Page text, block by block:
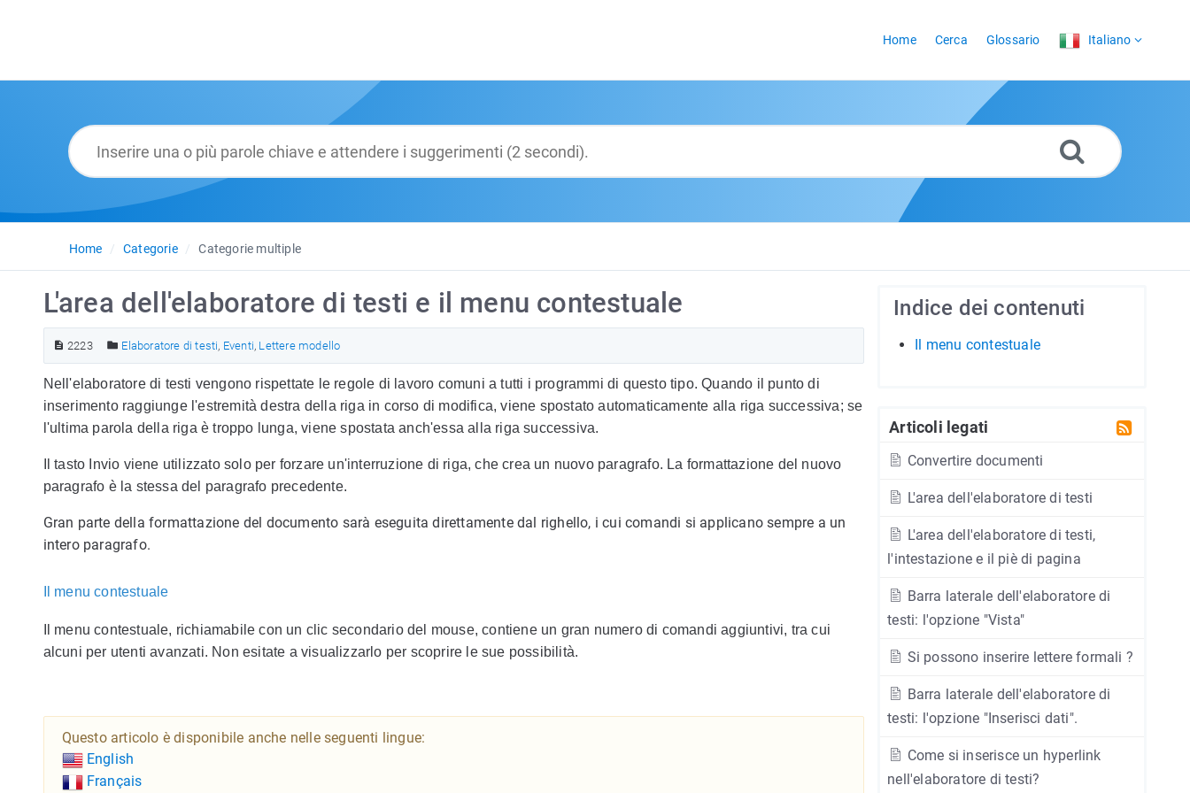
Home Cerca Glossario Italiano
Home Categorie Categorie multiple
Indice dei contenuti
Il menu contestuale
Articoli legati
Convertire documenti
L'area dell'elaboratore di testi
L'area dell'elaboratore di testi,
l'intestazione e il piè di pagina
Barra laterale dell'elaboratore di
testi: l'opzione "Vista"
Si possono inserire lettere formali ?
Barra laterale dell'elaboratore di
testi: l'opzione "Inserisci dati".
Come si inserisce un hyperlink
nell'elaboratore di testi?
L'area dell'elaboratore di testi e il menu contestuale
2223 Elaboratore di testi, Eventi, Lettere modello
Nell'elaboratore di testi vengono rispettate le regole di lavoro comuni a tutti i programmi di questo tipo. Quando il punto di
inserimento raggiunge l'estremità destra della riga in corso di modifica, viene spostato automaticamente alla riga successiva; se
l'ultima parola della riga è troppo lunga, viene spostata anch'essa alla riga successiva.
Il tasto Invio viene utilizzato solo per forzare un'interruzione di riga, che crea un nuovo paragrafo. La formattazione del nuovo
paragrafo è la stessa del paragrafo precedente.
Gran parte della formattazione del documento sarà eseguita direttamente dal righello, i cui comandi si applicano sempre a un
intero paragrafo.
Il menu contestuale
Il menu contestuale, richiamabile con un clic secondario del mouse, contiene un gran numero di comandi aggiuntivi, tra cui
alcuni per utenti avanzati. Non esitate a visualizzarlo per scoprire le sue possibilità.
Questo articolo è disponibile anche nelle seguenti lingue:
English
Français